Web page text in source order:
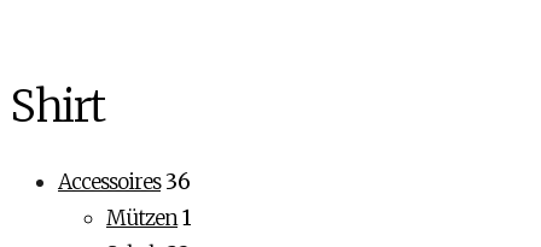
Shirt
Accessoires36
Mützen1